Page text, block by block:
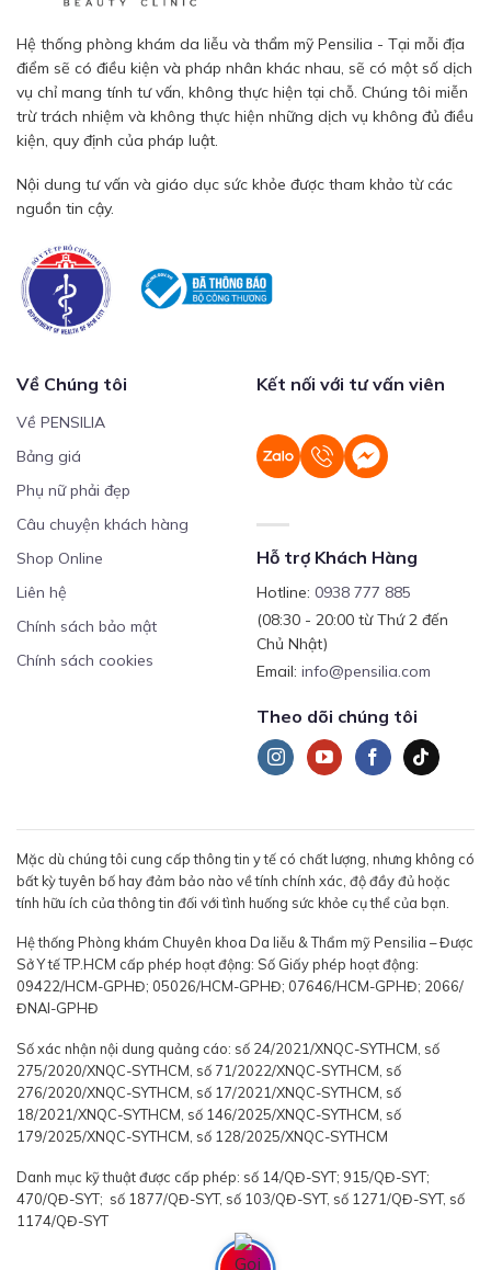
Hệ thống phòng khám da liễu và thẩm mỹ Pensilia - Tại mỗi địa
điểm sẽ có điều kiện và pháp nhân khác nhau, sẽ có một số dịch
vụ chỉ mang tính tư vấn, không thực hiện tại chỗ. Chúng tôi miễn
trừ trách nhiệm và không thực hiện những dịch vụ không đủ điều
kiện, quy định của pháp luật.
Nội dung tư vấn và giáo dục sức khỏe được tham khảo từ các
nguồn tin cậy.
Về Chúng tôi
Về PENSILIA
Bảng giá
Phụ nữ phải đẹp
Câu chuyện khách hàng
Shop Online
Liên hệ
Chính sách bảo mật
Chính sách cookies
Kết nối với tư vấn viên
Hỗ trợ Khách Hàng
Hotline: 0938 777 885
(08:30 - 20:00 từ Thứ 2 đến
Chủ Nhật)
Email: info@pensilia.com
Theo dõi chúng tôi
Mặc dù chúng tôi cung cấp thông tin y tế có chất lượng, nhưng không có
bất kỳ tuyên bố hay đảm bảo nào về tính chính xác, độ đầy đủ hoặc
tính hữu ích của thông tin đối với tình huống sức khỏe cụ thể của bạn.
Hệ thống Phòng khám Chuyên khoa Da liễu & Thẩm mỹ Pensilia – Được
Sở Y tế TP.HCM cấp phép hoạt động: Số Giấy phép hoạt động:
09422/HCM-GPHĐ; 05026/HCM-GPHĐ; 07646/HCM-GPHĐ; 2066/
ĐNAI-GPHĐ
Số xác nhận nội dung quảng cáo: số 24/2021/XNQC-SYTHCM, số
275/2020/XNQC-SYTHCM, số 71/2022/XNQC-SYTHCM, số
276/2020/XNQC-SYTHCM, số 17/2021/XNQC-SYTHCM, số
18/2021/XNQC-SYTHCM, số 146/2025/XNQC-SYTHCM, số
179/2025/XNQC-SYTHCM, số 128/2025/XNQC-SYTHCM
Danh mục kỹ thuật được cấp phép: số 14/QĐ-SYT; 915/QĐ-SYT;
470/QĐ-SYT; số 1877/QĐ-SYT, số 103/QĐ-SYT, số 1271/QĐ-SYT, số
1174/QĐ-SYT